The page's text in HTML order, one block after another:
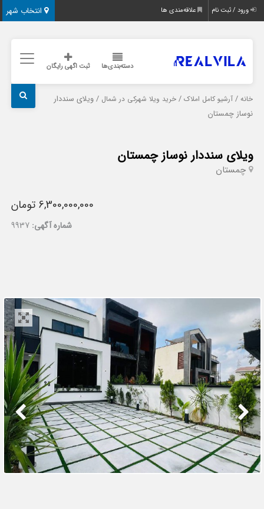
انتخاب شهر ورود / ثبت نام علاقه‌مندی ها
دسته‌بندی‌ها ثبت اگهی رایگان
خانه /آرشیو کامل املاک /خرید ویلا شهرکی در شمال / ویلای سنددار
نوساز چمستان
ویلای سنددار نوساز چمستان
چمستان
6,300,000,000 تومان
شماره آگهی: 9937